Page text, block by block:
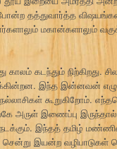
போன்ற தத்துவார்த்த
மகான்களாலும்
கடந்தும் நிற்கிறது.
இந்த இன்னவன்
கூறுகிறோம்.
அருள் இணைப்பு
இந்தத் தமிழ்
இயன்ற வழிபாடுகள்